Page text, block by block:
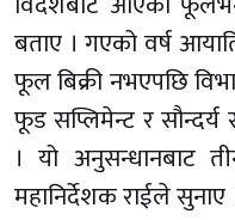
बताए । गएको वर्ष
फूल बिक्री नभएपछि
फूड सप्लिमेन्ट र सौन्दर्य
। यो अनुसन्धानबाट
महानिर्देशक राईले सुनाए